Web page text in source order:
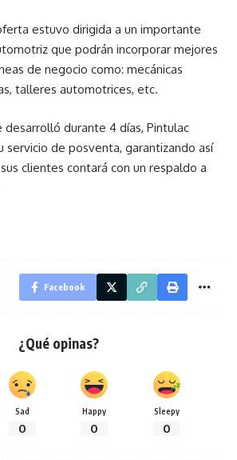
estuvo dirigida a un importante
que podrán incorporar mejores
de negocio como: mecánicas
talleres automotrices, etc.
desarrolló durante 4 días, Pintulac
servicio de posventa, garantizando así
clientes contará con un respaldo a
Facebook
¿Qué opinas?
Sad
0
Happy
0
Sleepy
0